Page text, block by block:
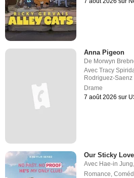
Anna Pigeon
De Morwyn
AvecTracy
Rodriguez-Saenz
Drame
7 août 2026 sur
Our Sticky Love
Avec Hae-in Jung,
Romance,